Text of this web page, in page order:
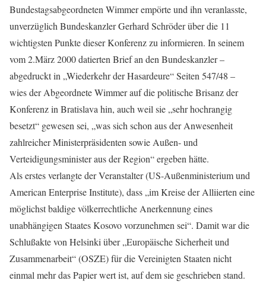
Bundestagsabgeordneten Wimmer empörte und ihn veranlasste,
unverzüglich Bundeskanzler Gerhard Schröder über die 11
wichtigsten Punkte dieser Konferenz zu informieren. In seinem
vom 2.März 2000 datierten Brief an den Bundeskanzler –
abgedruckt in „Wiederkehr der Hasardeure“ Seiten 547/48 –
wies der Abgeordnete Wimmer auf die politische Brisanz der
Konferenz in Bratislava hin, auch weil sie „sehr hochrangig
besetzt“ gewesen sei, „was sich schon aus der Anwesenheit
zahlreicher Ministerpräsidenten sowie Außen- und
Verteidigungsminister aus der Region“ ergeben hätte.
Als erstes verlangte der Veranstalter (US-Außenministerium und
American Enterprise Institute), dass „im Kreise der Alliierten eine
möglichst baldige völkerrechtliche Anerkennung eines
unabhängigen Staates Kosovo vorzunehmen sei“. Damit war die
Schlußakte von Helsinki über „Europäische Sicherheit und
Zusammenarbeit“ (OSZE) für die Vereinigten Staaten nicht
einmal mehr das Papier wert ist, auf dem sie geschrieben stand.